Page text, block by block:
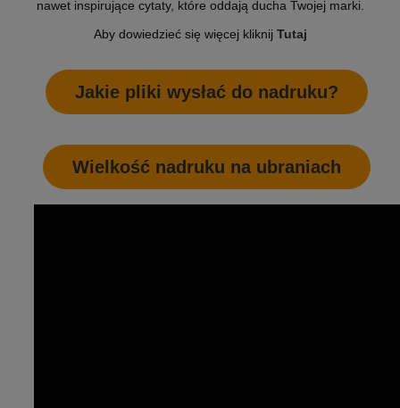
nawet inspirujące cytaty, które oddają ducha Twojej marki.
Aby dowiedzieć się więcej kliknij Tutaj
Jakie pliki wysłać do nadruku?
Wielkość nadruku na ubraniach